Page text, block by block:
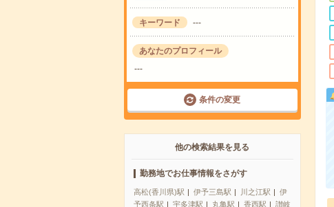
キーワード ---
あなたのプロフィール
---
条件の変更
他の検索結果を見る
勤務地でお仕事情報をさがす
高松(香川県)駅 伊予三島駅 川之江駅
伊
予西条駅
宇多津駅 丸亀駅 香西駅
讃岐